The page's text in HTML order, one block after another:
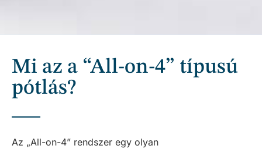
Mi az a “All-on-4” típusú
pótlás?
Az „All-on-4” rendszer egy olyan